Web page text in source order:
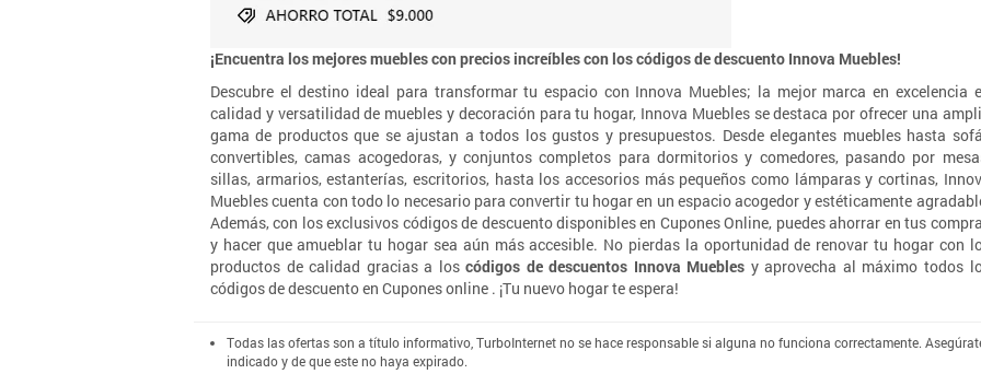
¡Encuentra los mejores muebles con precios increíbles con los códigos de descuento Innova Muebles!
Descubre el destino ideal para transformar tu espacio con Innova Muebles; la mejor marca en excelencia
calidad y versatilidad de muebles y decoración para tu hogar, Innova Muebles se destaca por ofrecer una
gama de productos que se ajustan a todos los gustos y presupuestos. Desde elegantes muebles hasta
convertibles, camas acogedoras, y conjuntos completos para dormitorios y comedores, pasando por
sillas, armarios, estanterías, escritorios, hasta los accesorios más pequeños como lámparas y cortinas,
Muebles cuenta con todo lo necesario para convertir tu hogar en un espacio acogedor y estéticamente
Además, con los exclusivos códigos de descuento disponibles en Cupones Online, puedes ahorrar en tus
y hacer que amueblar tu hogar sea aún más accesible. No pierdas la oportunidad de renovar tu hogar con
productos de calidad gracias a loscódigos de descuentos Innova Muebles y aprovecha al máximo todos
códigos de descuento en Cupones online . ¡Tu nuevo hogar te espera!
Todas las ofertas son a título informativo, TurboInternet no se hace responsable si alguna no funciona correctamente.
indicado y de que este no haya expirado.